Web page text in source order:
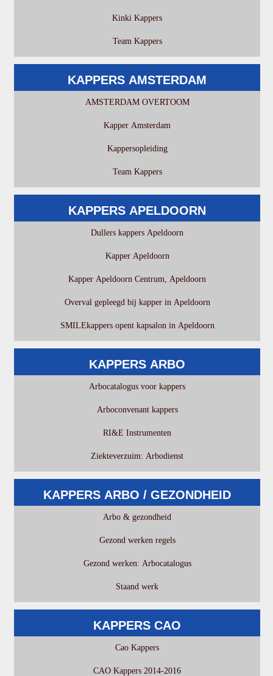
Kinki Kappers
Team Kappers
KAPPERS AMSTERDAM
AMSTERDAM OVERTOOM
Kapper Amsterdam
Kappersopleiding
Team Kappers
KAPPERS APELDOORN
Dullers kappers Apeldoorn
Kapper Apeldoorn
Kapper Apeldoorn Centrum, Apeldoorn
Overval gepleegd bij kapper in Apeldoorn
SMILEkappers opent kapsalon in Apeldoorn
KAPPERS ARBO
Arbocatalogus voor kappers
Arboconvenant kappers
RI&E Instrumenten
Ziekteverzuim: Arbodienst
KAPPERS ARBO / GEZONDHEID
Arbo & gezondheid
Gezond werken regels
Gezond werken: Arbocatalogus
Staand werk
KAPPERS CAO
Cao Kappers
CAO Kappers 2014-2016